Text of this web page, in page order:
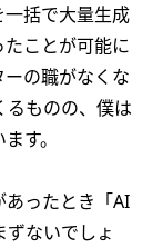
括で大量生成
ことが可能に
の職がなくな
るものの、僕は
す。
あったとき「AI
ないでしょ